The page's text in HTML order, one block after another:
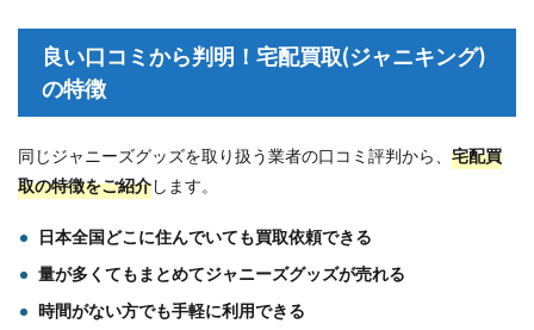
良い口コミから判明！宅配買取(ジャニキング)
の特徴
同じジャニーズグッズを取り扱う業者の口コミ評判から、 宅配買
取の特徴をご紹介します。
日本全国どこに住んでいても買取依頼できる
量が多くてもまとめてジャニーズグッズが売れる
時間がない方でも手軽に利用できる